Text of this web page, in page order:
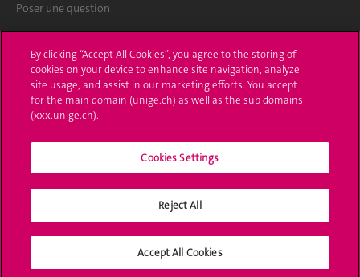
Poser une question
UNIGE Mobile
Médias
Offres d'emploi
Bibliothèque
Médias sociaux UNIGE
By clicking “Accept All Cookies”, you agree to the storing of
cookies on your device to enhance site navigation, analyze
site usage, and assist in our marketing efforts. You accept
for the main domain (unige.ch) as well as the sub domains
(xxx.unige.ch).
Cookies Settings
Reject All
Accept All Cookies